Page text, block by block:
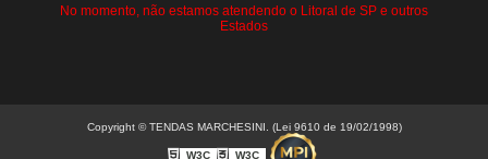
No momento, não estamos atendendo o Litoral de SP e outros
Estados
Copyright © TENDAS MARCHESINI. (Lei 9610 de 19/02/1998)
W3C W3C